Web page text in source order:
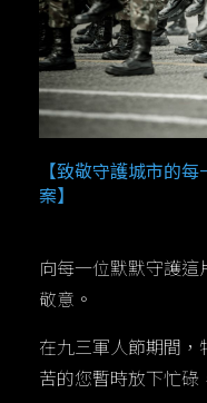
【致敬守護城市的
案】
向每一位默默守護
敬意。
在九三軍人節期間
苦的您暫時放下忙碌